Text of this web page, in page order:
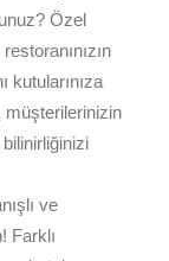
Özel
kutularınıza
müşterilerinizin
bilinirliğinizi
ve
Farklı